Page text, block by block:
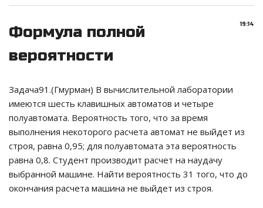
19:14
Формула полной
вероятности
Задача91.(Гмурман) В вычислительной лаборатории
имеются шесть клавишных автоматов и четыре
полуавтомата. Вероятность того, что за время
выполнения некоторого расчета автомат не выйдет из
строя, равна 0,95; для полуавтомата эта вероятность
равна 0,8. Студент производит расчет на наудачу
выбранной машине. Найти вероятность 31 того, что до
окончания расчета машина не выйдет из строя.